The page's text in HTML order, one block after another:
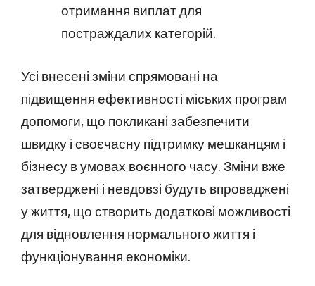
отримання виплат для
постраждалих категорій.
Усі внесені зміни спрямовані на
підвищення ефективності міських програм
допомоги, що покликані забезпечити
швидку і своєчасну підтримку мешканцям і
бізнесу в умовах воєнного часу. Зміни вже
затверджені і невдовзі будуть впроваджені
у життя, що створить додаткові можливості
для відновлення нормального життя і
функціонування економіки.